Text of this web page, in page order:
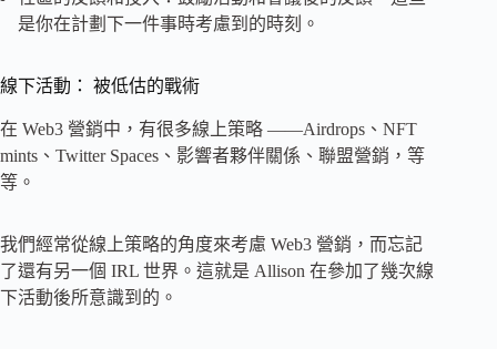
是你在計劃下一件事時考慮到的時刻。
線下活動： 被低估的戰術
在 Web3 營銷中，有很多線上策略 ——Airdrops、NFT
mints、Twitter Spaces、影響者夥伴關係、聯盟營銷，等
等。
我們經常從線上策略的角度來考慮 Web3 營銷，而忘記
了還有另一個 IRL 世界。這就是 Allison 在參加了幾次線
下活動後所意識到的。